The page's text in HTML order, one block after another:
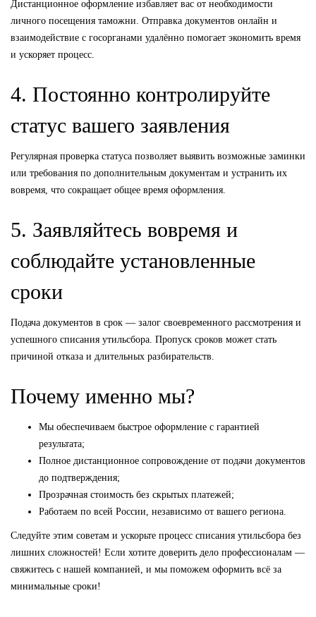
Дистанционное оформление избавляет вас от необходимости
личного посещения таможни. Отправка документов онлайн и
взаимодействие с госорганами удалённо помогает экономить время
и ускоряет процесс.
4. Постоянно контролируйте
статус вашего заявления
Регулярная проверка статуса позволяет выявить возможные заминки
или требования по дополнительным документам и устранить их
вовремя, что сокращает общее время оформления.
5. Заявляйтесь вовремя и
соблюдайте установленные
сроки
Подача документов в срок — залог своевременного рассмотрения и
успешного списания утильсбора. Пропуск сроков может стать
причиной отказа и длительных разбирательств.
Почему именно мы?
Мы обеспечиваем быстрое оформление с гарантией
результата;
Полное дистанционное сопровождение от подачи документов
до подтверждения;
Прозрачная стоимость без скрытых платежей;
Работаем по всей России, независимо от вашего региона.
Следуйте этим советам и ускорьте процесс списания утильсбора без
лишних сложностей! Если хотите доверить дело профессионалам —
свяжитесь с нашей компанией, и мы поможем оформить всё за
минимальные сроки!